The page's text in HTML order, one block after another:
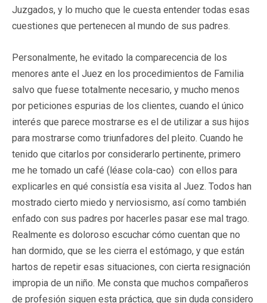
Juzgados, y lo mucho que le cuesta entender todas esas
cuestiones que pertenecen al mundo de sus padres.
Personalmente, he evitado la comparecencia de los
menores ante el Juez en los procedimientos de Familia
salvo que fuese totalmente necesario, y mucho menos
por peticiones espurias de los clientes, cuando el único
interés que parece mostrarse es el de utilizar a sus hijos
para mostrarse como triunfadores del pleito. Cuando he
tenido que citarlos por considerarlo pertinente, primero
me he tomado un café (léase cola-cao) con ellos para
explicarles en qué consistía esa visita al Juez. Todos han
mostrado cierto miedo y nerviosismo, así como también
enfado con sus padres por hacerles pasar ese mal trago.
Realmente es doloroso escuchar cómo cuentan que no
han dormido, que se les cierra el estómago, y que están
hartos de repetir esas situaciones, con cierta resignación
impropia de un niño. Me consta que muchos compañeros
de profesión siguen esta práctica, que sin duda considero